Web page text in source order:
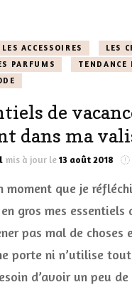
LES ACCESSOIRES
LES
PARFUMS
TENDANCE
de
dans ma
mis à jour le13 août 2018
moment que je
gros mes essentiels
pas mal de choses
porte ni n’utilise
d’avoir un peu